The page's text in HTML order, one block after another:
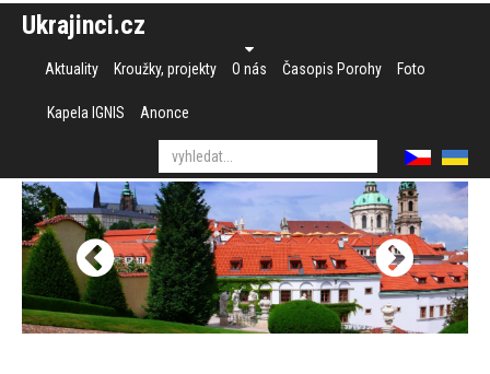
Ukrajinci.cz
Aktuality Kroužky, projekty O nás Časopis Porohy Foto
Kapela IGNIS Anonce